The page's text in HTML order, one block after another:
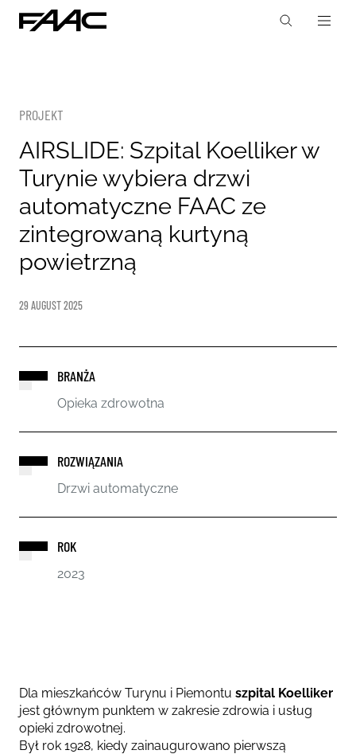
PROJEKT
AIRSLIDE: Szpital Koelliker w
Turynie wybiera drzwi
automatyczne FAAC ze
zintegrowaną kurtyną
powietrzną
29 AUGUST 2025
BRANŻA
Opieka zdrowotna
ROZWIĄZANIA
Drzwi automatyczne
ROK
2023
Dla mieszkańców Turynu i Piemontu szpital Koelliker
jest głównym punktem w zakresie zdrowia i usług
opieki zdrowotnej.
Był rok 1928, kiedy zainaugurowano pierwszą